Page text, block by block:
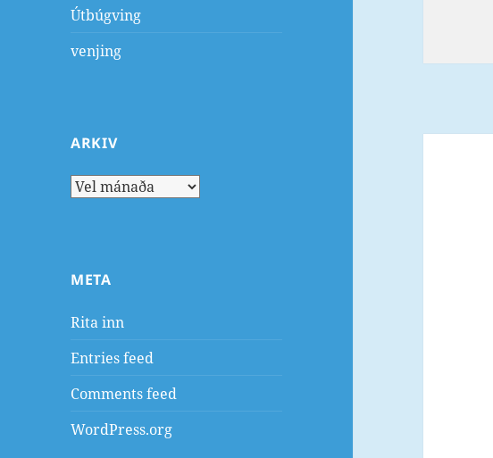
Útbúgving
venjing
ARKIV
Arkiv
META
Rita inn
Entries feed
Comments feed
WordPress.org